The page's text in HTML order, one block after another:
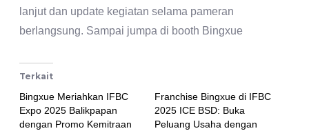
lanjut dan update kegiatan selama pameran
berlangsung. Sampai jumpa di booth Bingxue
Terkait
Bingxue Meriahkan IFBC
Expo 2025 Balikpapan
dengan Promo Kemitraan
Franchise Bingxue di IFBC
2025 ICE BSD: Buka
Peluang Usaha dengan